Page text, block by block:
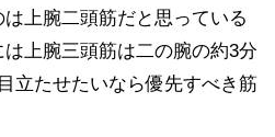
上腕二頭筋だと思っている
上腕三頭筋は二の腕の約3分
立たせたいなら優先すべき筋